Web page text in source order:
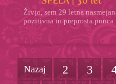
Živjo, sem 29 letna
pozitivna in preprosta punca ...
Nazaj 2 3